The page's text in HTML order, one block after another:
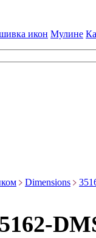
икон Мулине
Dimensions